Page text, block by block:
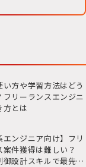
い方や学習方法はどう
フリーランスエンジニ
方とは
エンジニア向け】フリ
案件獲得は難しい？
御設計スキルで最先端